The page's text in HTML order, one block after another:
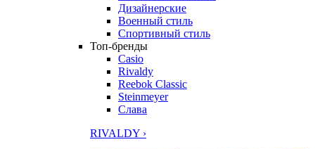
Дизайнерские
Военный стиль
Спортивный стиль
Топ-бренды
Casio
Rivaldy
Reebok Classic
Steinmeyer
Слава
RIVALDY ›